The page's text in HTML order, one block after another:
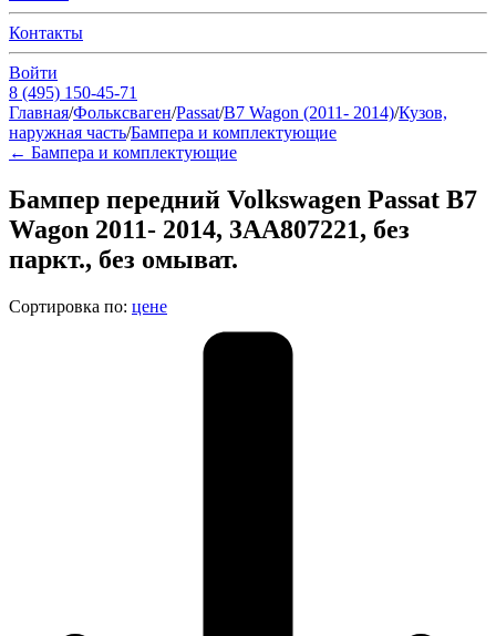
Контакты
Войти
8 (495) 150-45-71
Главная/Фольксваген/Passat/B7 Wagon (2011- 2014)/Кузов,
наружная часть/Бампера и комплектующие
← Бампера и комплектующие
Бампер передний Volkswagen Passat B7
Wagon 2011- 2014, 3AA807221, без
паркт., без омыват.
Сортировка по: цене